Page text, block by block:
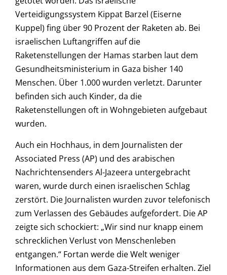
Verteidigungssystem Kippat Barzel (Eiserne
Kuppel) fing über 90 Prozent der Raketen ab. Bei
israelischen Luftangriffen auf die
Raketenstellungen der Hamas starben laut dem
Gesundheitsministerium in Gaza bisher 140
Menschen. Über 1.000 wurden verletzt. Darunter
befinden sich auch Kinder, da die
Raketenstellungen oft in Wohngebieten aufgebaut
wurden.
Auch ein Hochhaus, in dem Journalisten der
Associated Press (AP) und des arabischen
Nachrichtensenders Al-Jazeera untergebracht
waren, wurde durch einen israelischen Schlag
zerstört. Die Journalisten wurden zuvor telefonisch
zum Verlassen des Gebäudes aufgefordert. Die AP
zeigte sich schockiert: „Wir sind nur knapp einem
schrecklichen Verlust von Menschenleben
entgangen.“ Fortan werde die Welt weniger
Informationen aus dem Gaza-Streifen erhalten. Ziel